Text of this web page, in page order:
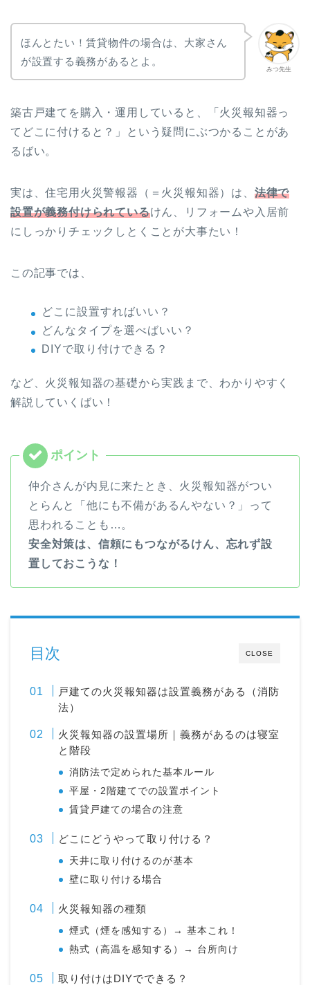
みつ先生
ほんとたい！賃貸物件の場合は、大家さん
が設置する義務があるとよ。
築古戸建てを購入・運用していると、「火災報知器っ
てどこに付けると？」という疑問にぶつかることがあ
るばい。
実は、住宅用火災警報器（＝火災報知器）は、 法律で
設置が義務付けられているけん、リフォームや入居前
にしっかりチェックしとくことが大事たい！
この記事では、
どこに設置すればいい？
どんなタイプを選べばいい？
DIYで取り付けできる？
など、火災報知器の基礎から実践まで、わかりやすく
解説していくばい！
仲介さんが内見に来たとき、火災報知器がつい
とらんと「他にも不備があるんやない？」って
思われることも…。
安全対策は、信頼にもつながるけん、忘れず設
置しておこうな！
CLOSE
目次
戸建ての火災報知器は設置義務がある（消防
法）
火災報知器の設置場所｜義務があるのは寝室
と階段
消防法で定められた基本ルール
平屋・2階建てでの設置ポイント
賃貸戸建ての場合の注意
どこにどうやって取り付ける？
天井に取り付けるのが基本
壁に取り付ける場合
火災報知器の種類
煙式（煙を感知する）→ 基本これ！
熱式（高温を感知する）→ 台所向け
取り付けはDIYでできる？